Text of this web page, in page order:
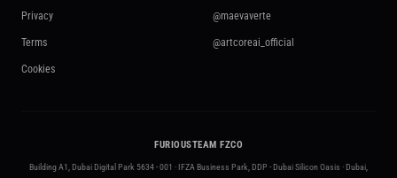
Privacy
Terms
Cookies
@maevaverte
@artcoreai_official
FURIOUSTEAM FZCO
Building A1, Dubai Digital Park 5634 - 001 · IFZA Business Park, DDP - Dubai Silicon Oasis · Dubai,